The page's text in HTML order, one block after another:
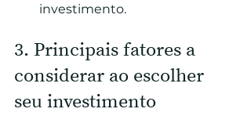
investimento.
3. Principais fatores a
considerar ao escolher
seu investimento